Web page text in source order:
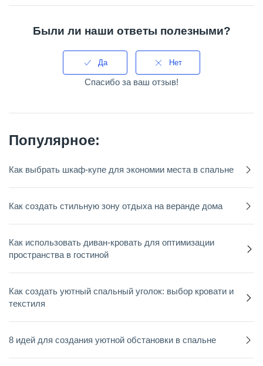
Были ли наши ответы полезными?
Да Нет
Спасибо за ваш отзыв!
Популярное:
Как выбрать шкаф-купе для экономии места в спальне
Как создать стильную зону отдыха на веранде дома
Как использовать диван-кровать для оптимизации
пространства в гостиной
Как создать уютный спальный уголок: выбор кровати и
текстиля
8 идей для создания уютной обстановки в спальне